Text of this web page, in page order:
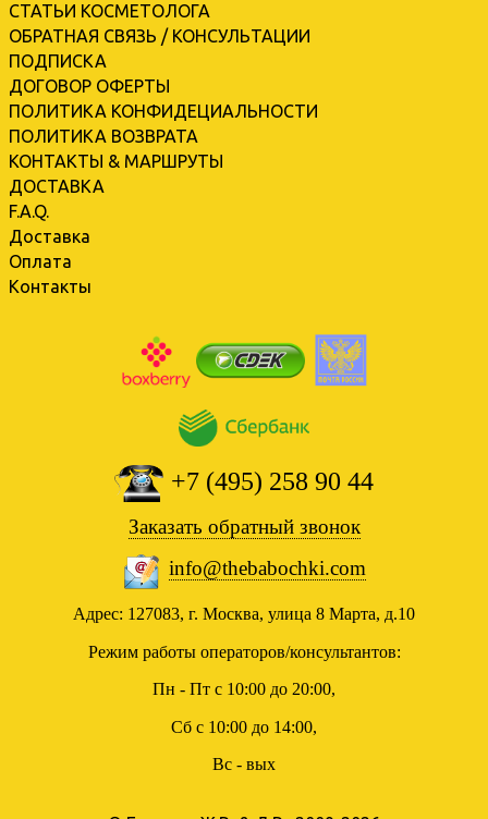
СТАТЬИ КОСМЕТОЛОГА
ОБРАТНАЯ СВЯЗЬ / КОНСУЛЬТАЦИИ
ПОДПИСКА
ДОГОВОР ОФЕРТЫ
ПОЛИТИКА КОНФИДЕЦИАЛЬНОСТИ
ПОЛИТИКА ВОЗВРАТА
КОНТАКТЫ & МАРШРУТЫ
ДОСТАВКА
F.A.Q.
Доставка
Оплата
Контакты
+7 (495) 258 90 44
Заказать обратный звонок
info@thebabochki.com
Адрес: 127083, г. Москва, улица 8 Марта, д.10
Режим работы операторов/консультантов:
Пн - Пт с 10:00 до 20:00,
Сб с 10:00 до 14:00,
Вс - вых